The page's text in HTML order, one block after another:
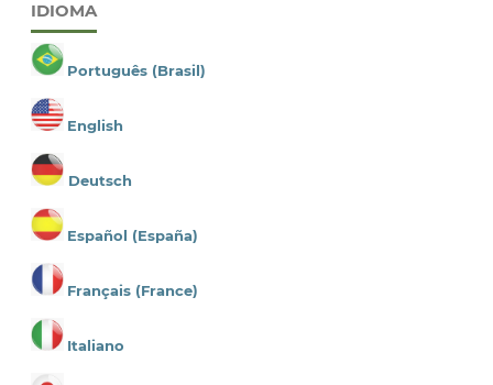
IDIOMA
Português (Brasil)
English
Deutsch
Español (España)
Français (France)
Italiano